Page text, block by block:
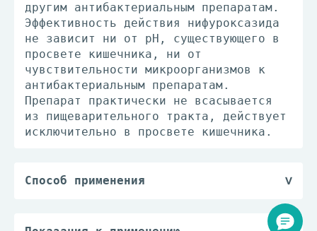
другим антибактериальным препаратам.
Эффективность действия нифуроксазида
не зависит ни от рН, существующего в
просвете кишечника, ни от
чувствительности микроорганизмов к
антибактериальным препаратам.
Препарат практически не всасывается
из пищеварительного тракта, действует
исключительно в просвете кишечника.
Способ применения
100 мг) 4 раза/сут (интервал между